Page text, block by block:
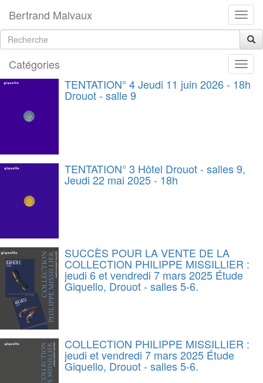
Bertrand Malvaux
Catégories
TENTATION° 4 Jeudi 11 juin 2026 - 18h
Drouot - salle 9
TENTATION° 3 Hôtel Drouot - salles 9,
Jeudi 22 mai 2025 - 18h
SUCCÈS POUR LA VENTE DE LA
COLLECTION PHILIPPE MISSILLIER :
jeudi 6 et vendredi 7 mars 2025 Étude
Giquello, Drouot - salles 5-6.
COLLECTION PHILIPPE MISSILLIER :
jeudi et vendredi 7 mars 2025 Étude
Giquello, Drouot - salles 5-6.